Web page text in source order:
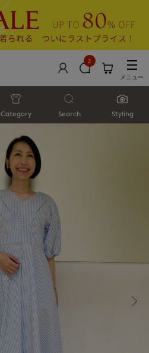
2
メニュー
Category Search Styling